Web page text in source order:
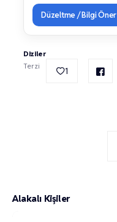
Düzeltme / Bilgi Öner
Diziler
Terzi
1
Alakalı Kişiler